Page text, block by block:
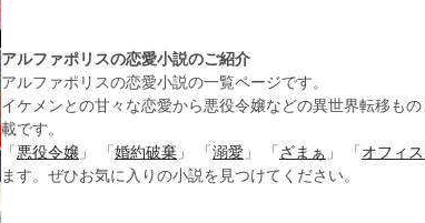
アルファポリスの恋愛小説のご紹介
アルファポリスの恋愛小説の一覧ページです。
イケメンとの甘々な恋愛から悪役令嬢などの異世界転移も
載です。
「 悪役令嬢 」 「 婚約破棄 」 「 溺愛 」 「 ざまぁ 」 「 オフィ
ます。ぜひお気に入りの小説を見つけてください。